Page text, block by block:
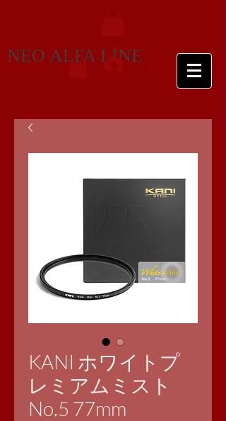
NEO ALFA LINE
KANI ホワイトプ
レミアムミスト
No.5 77mm